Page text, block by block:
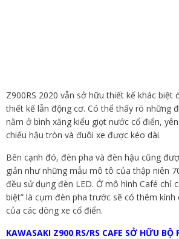
Z900RS 2020 vẫn sở hữu thiết kế khác biệt
thiết kế lẫn động cơ. Có thể thấy rõ những
nằm ở bình xăng kiểu giọt nước cổ điển,
chiếu hậu tròn và đuôi xe được kéo dài.
Bên cạnh đó, đèn pha và đèn hậu cũng
giản như những mẫu mô tô của thập niên
đều sử dụng đèn LED. Ở mô hình Café chỉ
biệt” là cụm đèn pha trước sẽ có thêm
của các dòng xe cổ điển.
KAWASAKI Z900 RS/RS CAFE SỞ HỮU BỘ